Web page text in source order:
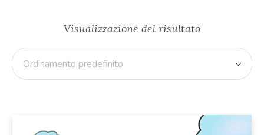
Visualizzazione del risultato